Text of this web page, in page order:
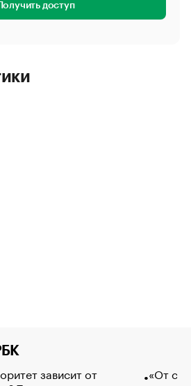
Получить доступ
зависит от
«От